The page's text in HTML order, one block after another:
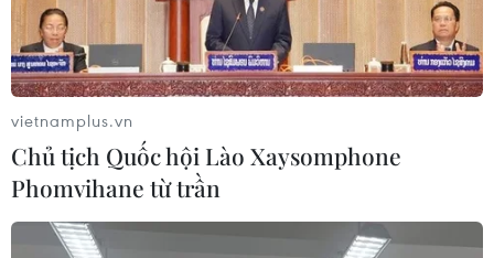
vietnamplus.vn
Chủ tịch Quốc hội Lào Xaysomphone
Phomvihane từ trần